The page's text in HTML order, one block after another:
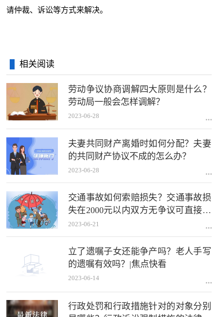
请仲裁、诉讼等方式来解决。
相关阅读
劳动争议协商调解四大原则是什么？
劳动局一般会怎样调解？
2023-06-28
夫妻共同财产离婚时如何分配？夫妻
的共同财产协议不成的怎么办？
2023-06-28
交通事故如何索赔损失？交通事故损
失在2000元以内双方无争议可直接找
保险公司快速理赔吗？|天天热推荐
2023-06-21
立了遗嘱子女还能争产吗？老人手写
的遗嘱有效吗？|焦点快看
2023-06-14
行政处罚和行政措施针对的对象分别